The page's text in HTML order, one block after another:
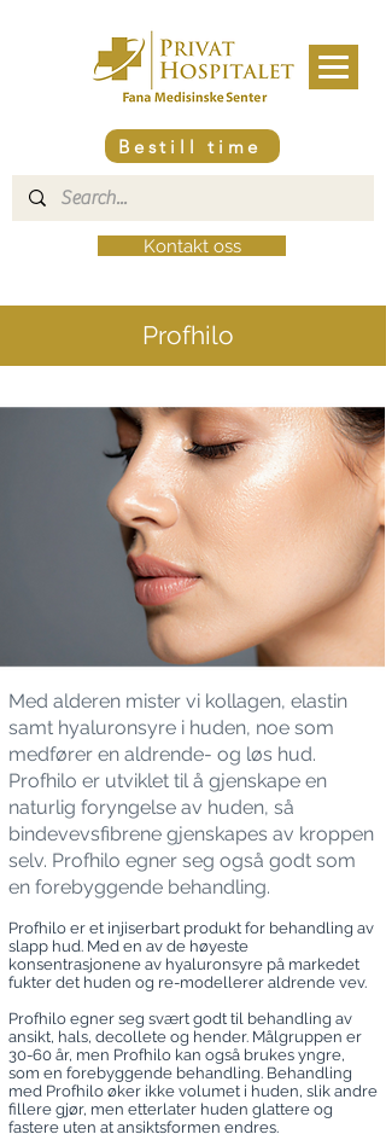
Bestill time
Kontakt oss
Profhilo
Med alderen mister vi kollagen, elastin
samt hyaluronsyre i huden, noe som
medfører en aldrende- og løs hud.
Profhilo er utviklet til å gjenskape en
naturlig foryngelse av huden, så
bindevevsfibrene gjenskapes av kroppen
selv. Profhilo egner seg også godt som
en forebyggende behandling.
Profhilo er et injiserbart produkt for behandling av
slapp hud. Med en av de høyeste
konsentrasjonene av hyaluronsyre på markedet
fukter det huden og re-modellerer aldrende vev.
Profhilo egner seg svært godt til behandling av
ansikt, hals, decollete og hender. Målgruppen er
30-60 år, men Profhilo kan også brukes yngre,
som en forebyggende behandling. Behandling
med Profhilo øker ikke volumet i huden, slik andre
fillere gjør, men etterlater huden glattere og
fastere uten at ansiktsformen endres.